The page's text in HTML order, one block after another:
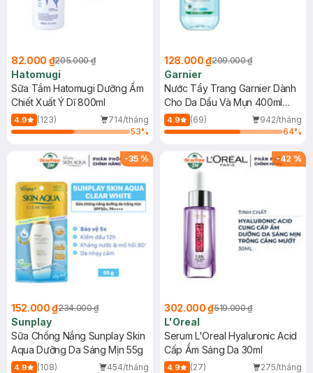
82.000 ₫205.000 ₫
Hatomugi
Sữa Tắm Hatomugi Dưỡng Ẩm
Chiết Xuất Ý Dĩ 800ml
4.9 (123)
714/tháng
53%
128.000 ₫209.000 ₫
Garnier
Nước Tẩy Trang Garnier Dành
Cho Da Dầu Và Mụn 400ml
(Mới)
4.9 (69)
942/tháng
64%
-35 %
152.000 ₫234.000 ₫
Sunplay
Sữa Chống Nắng Sunplay Skin
Aqua Dưỡng Da Sáng Mịn 55g
4.9 (108)
454/tháng
-42 %
302.000 ₫519.000 ₫
L'Oreal
Serum L'Oreal Hyaluronic Acid
Cấp Ẩm Sáng Da 30ml
4.9 (27)
275/tháng